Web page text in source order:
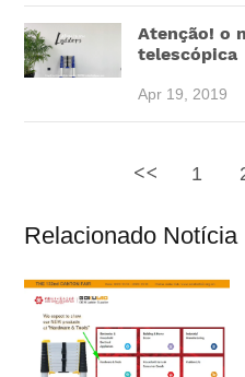
Atenção! o
telescópica
Apr 19, 2019
1
Relacionado Notícia